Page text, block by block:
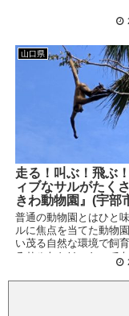
そのシンボルとも呼べ
擁するのがこの瑠璃光
山口県
走る！叫ぶ！飛ぶ
ィブなサルがたく
きわ動物園』(宇部
普通の動物園とはひと
ルに焦点を当てた動物
い茂る自然な環境で飼
るサルたちは、とって
るで野生の生き物を観
かのような気持ちで楽